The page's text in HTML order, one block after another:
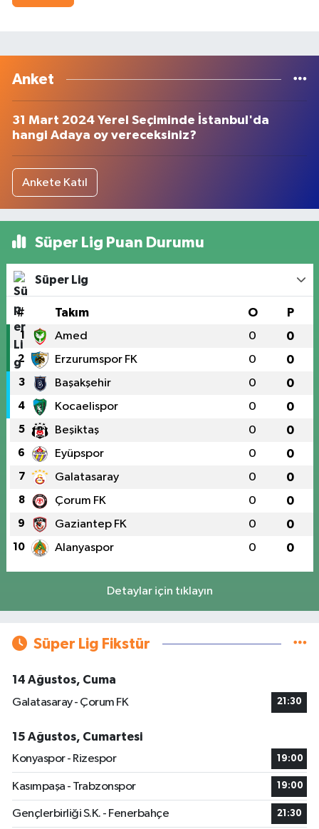
Anket
31 Mart 2024 Yerel Seçiminde İstanbul'da
hangi Adaya oy vereceksiniz?
Ankete Katıl
Süper Lig Puan Durumu
Süper Lig
# Takım O P
1 Amed 0 0
2 Erzurumspor FK 0 0
3 Başakşehir 0 0
4 Kocaelispor 0 0
5 Beşiktaş 0 0
6 Eyüpspor 0 0
7 Galatasaray 0 0
8 Çorum FK 0 0
9 Gaziantep FK 0 0
10 Alanyaspor 0 0
Detaylar için tıklayın
Süper Lig Fikstür
14 Ağustos, Cuma
Galatasaray - Çorum FK
21:30
15 Ağustos, Cumartesi
Konyaspor - Rizespor
19:00
Kasımpaşa - Trabzonspor 19:00
Gençlerbirliği S.K. - Fenerbahçe 21:30